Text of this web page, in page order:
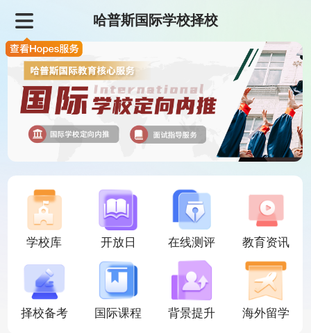
哈普斯国际学校择校
学校库 开放日 在线测评 教育资讯
择校备考 国际课程 背景提升 海外留学